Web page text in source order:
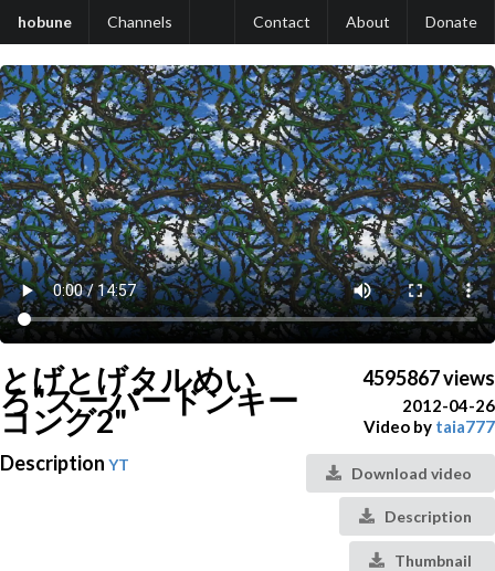
hobune Channels Contact About Donate
とげとげタルめい
ろ"スーパードンキー
コング2"
Description YT
4595867 views
2012-04-26
Video by taia777
Download video
Description
Thumbnail